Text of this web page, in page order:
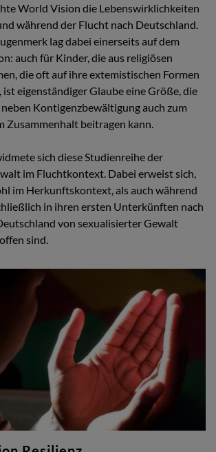
World Vision die Lebenswirklichkeiten
während der Flucht nach Deutschland.
lag dabei einerseits auf dem
auch für Kinder, die aus religiösen
die oft auf ihre extemistischen Formen
eigenständiger Glaube eine Größe, die
Kontigenzbewältigung auch zum
Zusammenhalt beitragen kann.
sich diese Studienreihe der
im Fluchtkontext. Dabei erweist sich,
im Herkunftskontext, als auch während
in ihren ersten Unterkünften nach
von sexualisierter Gewalt
sind.